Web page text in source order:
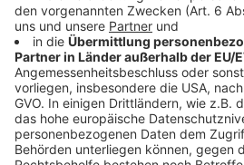
Management
Anzeige